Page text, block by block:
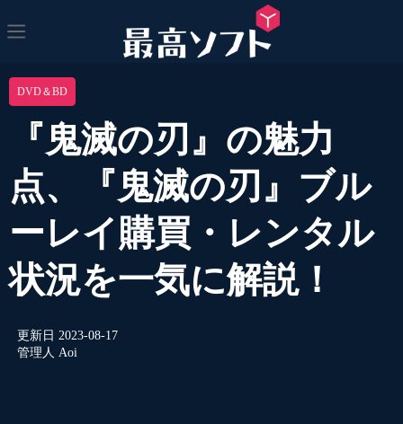
DVD＆BD
『鬼滅の刃』の魅力
点、『鬼滅の刃』ブル
ーレイ購買・レンタル
状況を一気に解説！
更新日 2023-08-17
管理人 Aoi